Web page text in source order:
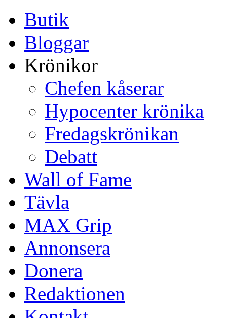
Butik
Bloggar
Krönikor
Chefen kåserar
Hypocenter krönika
Fredagskrönikan
Debatt
Wall of Fame
Tävla
MAX Grip
Annonsera
Donera
Redaktionen